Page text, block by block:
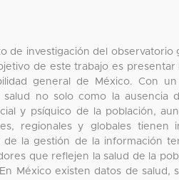
de investigación del
de este trabajo es
general de México. Con
no solo como la ausencia
y psíquico de la población,
regionales y globales
la gestión de la información
que reflejen la salud de la
México existen datos de salud,